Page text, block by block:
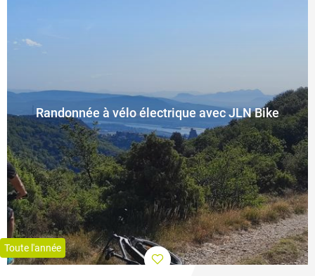
Randonnée à vélo électrique avec JLN Bike
Toute l'année